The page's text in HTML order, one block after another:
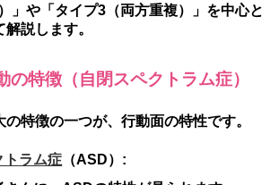
」や「タイプ3（両方重複）」を中心と
説します。
の特徴（自閉スペクトラム症）
特徴の一つが、行動面の特性です。
トラム症 （ASD）: